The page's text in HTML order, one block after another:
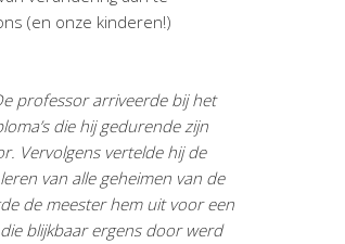
(en onze kinderen!)
professor arriveerde bij het
die hij gedurende zijn
Vervolgens vertelde hij de
van alle geheimen van de
de meester hem uit voor een
blijkbaar ergens door werd